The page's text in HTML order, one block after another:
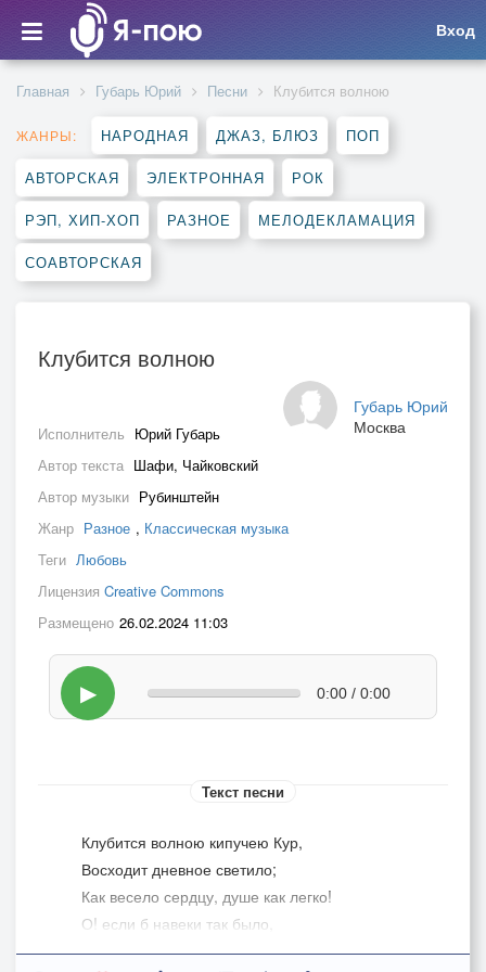
Вход
Главная Губарь Юрий Песни Клубится волною
ЖАНРЫ: НАРОДНАЯ ДЖАЗ, БЛЮЗ ПОП
АВТОРСКАЯ ЭЛЕКТРОННАЯ РОК
РЭП, ХИП-ХОП РАЗНОЕ МЕЛОДЕКЛАМАЦИЯ
СОАВТОРСКАЯ
Клубится волною
Губарь Юрий
Москва
Исполнитель Юрий Губарь
Автор текста Шафи, Чайковский
Автор музыки Рубинштейн
Жанр Разное , Классическая музыка
Теги Любовь
Лицензия Creative Commons
Размещено 26.02.2024 11:03
▶ 0:00 / 0:00
Текст песни
Клубится волною кипучею Кур,
Восходит дневное светило;
Как весело сердцу, душе как легко!
О! если б навеки так было,
О! если б навеки так было!..